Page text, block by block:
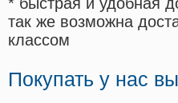
так же возможна
классом
Покупать у нас